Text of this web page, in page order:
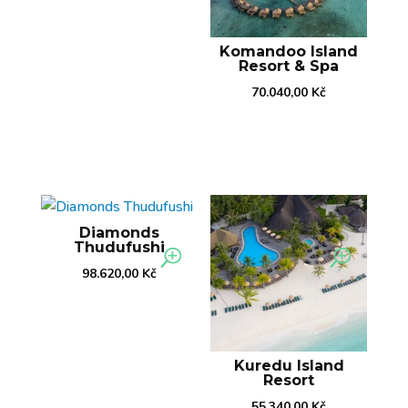
Komandoo Island
Resort & Spa
70.040,00 Kč
Diamonds
Thudufushi
98.620,00 Kč
Kuredu Island
Resort